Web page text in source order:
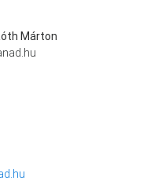
Márton